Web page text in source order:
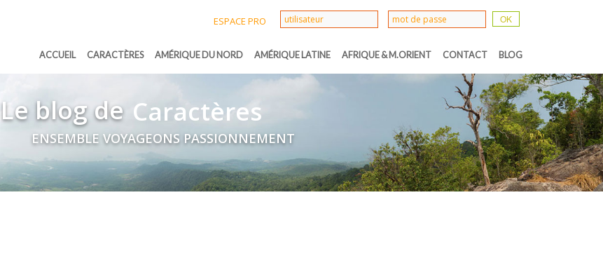
ESPACE PRO
ACCUEIL CARACTÈRES AMÉRIQUE DU NORD AMÉRIQUE LATINE AFRIQUE & M.ORIENT CONTACT BLOG
Le blog de Caractères
ENSEMBLE VOYAGEONS PASSIONNEMENT